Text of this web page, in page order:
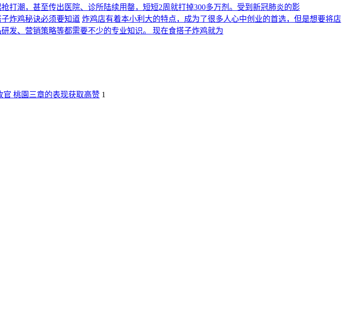
打潮，甚至传出医院、诊所陆续用罄，短短2周就打掉300多万剂。受到新冠肺炎的影
炸鸡秘诀必须要知道 炸鸡店有着本小利大的特点，成为了很多人心中创业的首选，但是想要将店
发、营销策略等都需要不少的专业知识。 现在食搭子炸鸡就为
官 桃園三章的表现获取高赞 1